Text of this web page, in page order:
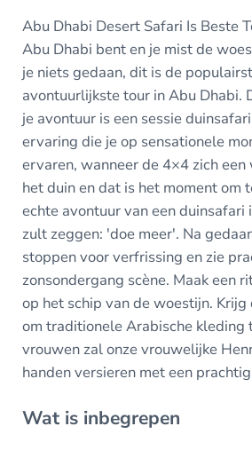
Abu Dhabi Desert Safari Is Beste
Abu Dhabi bent en je mist de
je niets gedaan, dit is de
avontuurlijkste tour in Abu Dhabi.
je avontuur is een sessie
ervaring die je op sensationele
ervaren, wanneer de 4×4 zich
het duin en dat is het moment om
echte avontuur van een duinsafari
zult zeggen: 'doe meer'. Na
stoppen voor verfrissing en zie
zonsondergang scène. Maak een
op het schip van de woestijn.
om traditionele Arabische kleding
vrouwen zal onze vrouwelijke
handen versieren met een
Wat is inbegrepen